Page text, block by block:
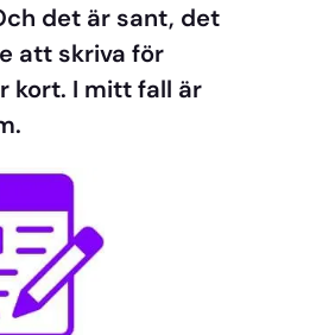
det är sant, det
att skriva för
kort. I mitt fall är